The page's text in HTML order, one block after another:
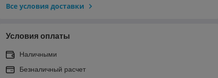
Все условия доставки
Условия оплаты
Наличными
Безналичный расчет